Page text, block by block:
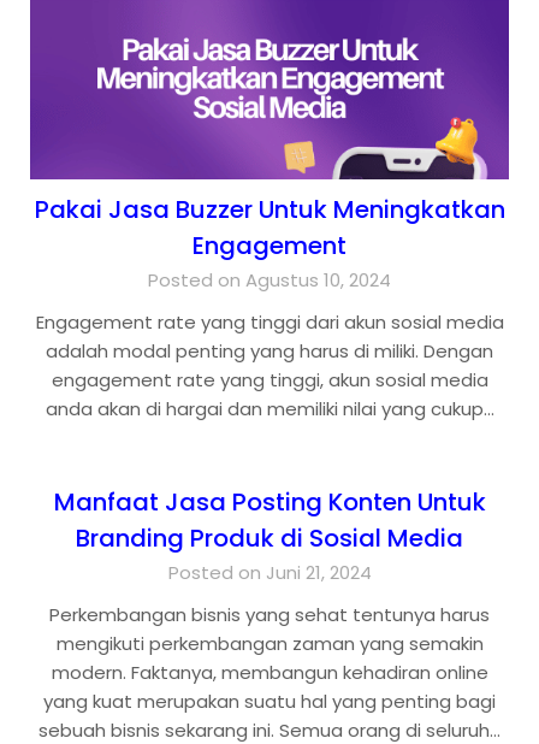
Pakai Jasa Buzzer Untuk Meningkatkan
Engagement
Posted on Agustus 10, 2024
Engagement rate yang tinggi dari akun sosial media
adalah modal penting yang harus di miliki. Dengan
engagement rate yang tinggi, akun sosial media
anda akan di hargai dan memiliki nilai yang cukup…
Manfaat Jasa Posting Konten Untuk
Branding Produk di Sosial Media
Posted on Juni 21, 2024
Perkembangan bisnis yang sehat tentunya harus
mengikuti perkembangan zaman yang semakin
modern. Faktanya, membangun kehadiran online
yang kuat merupakan suatu hal yang penting bagi
sebuah bisnis sekarang ini. Semua orang di seluruh…